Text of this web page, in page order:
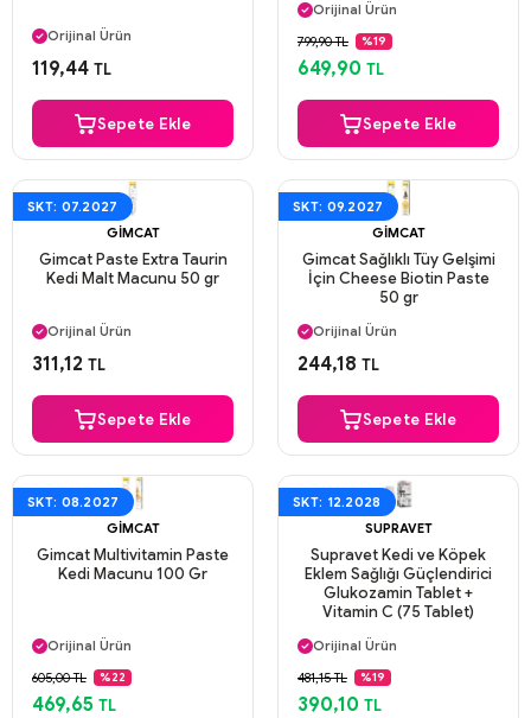
Orijinal Ürün
Güvenli Ödeme
119,44 TL
Sepete Ekle
Orijinal Ürün
Güvenli Ödeme
Aynı Gün Kargo
799,90 TL %19
649,90 TL
Sepete Ekle
SKT: 07.2027
GIMCAT
Gimcat Paste Extra Taurin
Kedi Malt Macunu 50 gr
Orijinal Ürün
Güvenli Ödeme
311,12 TL
Sepete Ekle
SKT: 09.2027
GIMCAT
Gimcat Sağlıklı Tüy Gelşimi
İçin Cheese Biotin Paste
50 gr
Aynı Gün Kargo
Orijinal Ürün
Güvenli Ödeme
244,18 TL
Sepete Ekle
SKT: 08.2027
GIMCAT
Gimcat Multivitamin Paste
Kedi Macunu 100 Gr
Orijinal Ürün
Güvenli Ödeme
Aynı Gün Kargo
605,00 TL %22
469,65 TL
SKT: 12.2028
SUPRAVET
Supravet Kedi ve Köpek
Eklem Sağlığı Güçlendirici
Glukozamin Tablet +
Vitamin C (75 Tablet)
Aynı Gün Kargo
Orijinal Ürün
Güvenli Ödeme
Aynı Gün Kargo
481,15 TL %19
390,10 TL